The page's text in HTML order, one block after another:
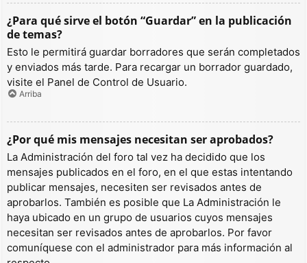
¿Para qué sirve el botón “Guardar” en la publicación
de temas?
Esto le permitirá guardar borradores que serán completados
y enviados más tarde. Para recargar un borrador guardado,
visite el Panel de Control de Usuario.
Arriba
¿Por qué mis mensajes necesitan ser aprobados?
La Administración del foro tal vez ha decidido que los
mensajes publicados en el foro, en el que estas intentando
publicar mensajes, necesiten ser revisados antes de
aprobarlos. También es posible que La Administración le
haya ubicado en un grupo de usuarios cuyos mensajes
necesitan ser revisados antes de aprobarlos. Por favor
comuníquese con el administrador para más información al